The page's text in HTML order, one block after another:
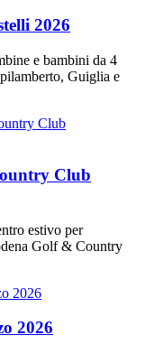
2026
e bambini da 4
Guiglia e
Club
estivo per
Golf & Country
2026